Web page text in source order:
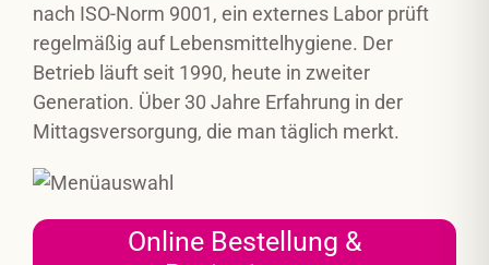
nach ISO-Norm 9001, ein externes Labor prüft
regelmäßig auf Lebensmittelhygiene. Der
Betrieb läuft seit 1990, heute in zweiter
Generation. Über 30 Jahre Erfahrung in der
Mittagsversorgung, die man täglich merkt.
Online Bestellung &